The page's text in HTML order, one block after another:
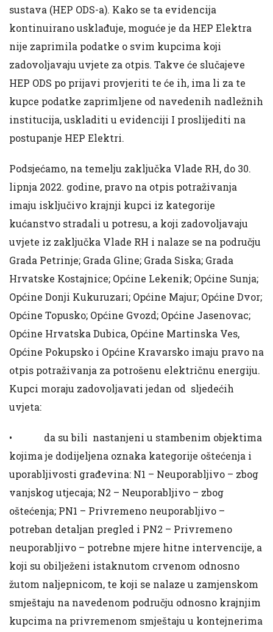
sustava (HEP ODS-a). Kako se ta evidencija
kontinuirano usklađuje, moguće je da HEP Elektra
nije zaprimila podatke o svim kupcima koji
zadovoljavaju uvjete za otpis. Takve će slučajeve
HEP ODS po prijavi provjeriti te će ih, ima li za te
kupce podatke zaprimljene od navedenih nadležnih
institucija, uskladiti u evidenciji I proslijediti na
postupanje HEP Elektri.
Podsjećamo, na temelju zaključka Vlade RH, do 30.
lipnja 2022. godine, pravo na otpis potraživanja
imaju isključivo krajnji kupci iz kategorije
kućanstvo stradali u potresu, a koji zadovoljavaju
uvjete iz zaključka Vlade RH i nalaze se na području
Grada Petrinje; Grada Gline; Grada Siska; Grada
Hrvatske Kostajnice; Općine Lekenik; Općine Sunja;
Općine Donji Kukuruzari; Općine Majur; Općine Dvor;
Općine Topusko; Općine Gvozd; Općine Jasenovac;
Općine Hrvatska Dubica, Općine Martinska Ves,
Općine Pokupsko i Općine Kravarsko imaju pravo na
otpis potraživanja za potrošenu električnu energiju.
Kupci moraju zadovoljavati jedan od sljedećih
uvjeta:
• da su bili nastanjeni u stambenim objektima
kojima je dodijeljena oznaka kategorije oštećenja i
uporabljivosti građevina: N1 – Neuporabljivo – zbog
vanjskog utjecaja; N2 – Neuporabljivo – zbog
oštećenja; PN1 – Privremeno neuporabljivo –
potreban detaljan pregled i PN2 – Privremeno
neuporabljivo – potrebne mjere hitne intervencije, a
koji su obilježeni istaknutom crvenom odnosno
žutom naljepnicom, te koji se nalaze u zamjenskom
smještaju na navedenom području odnosno krajnjim
kupcima na privremenom smještaju u kontejnerima